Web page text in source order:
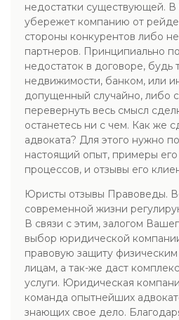
недостатки существующей.
убережет компанию от
стороны конкурентов либо
партнеров. Принципиально
недостаток в договоре, будь
недвижимости, банком, или
допущенный случайно, либо
перевернуть весь смысл
останетесь ни с чем. Как же
адвоката? Для этого нужно
настоящий опыт, примеры
процессов, и отзывы его
Юристы отзывы Правоведы.
современной жизни
В связи с этим, залогом
выбор юридической
правовую защиту
лицам, а так-же даст
услуги. Юридическая
команда опытнейших
знающих свое дело.